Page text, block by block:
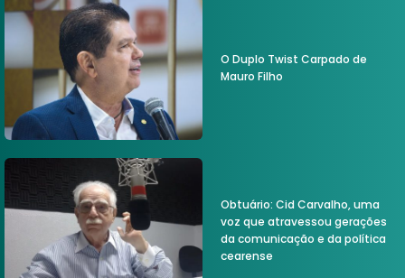
O Duplo Twist Carpado de
Mauro Filho
Obtuário: Cid Carvalho, uma
voz que atravessou gerações
da comunicação e da política
cearense